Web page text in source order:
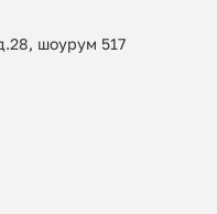
шоурум 517